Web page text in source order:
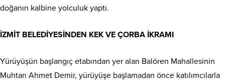
doğanın kalbine yolculuk yaptı.
İZMİT BELEDİYESİNDEN KEK VE ÇORBA İKRAMI
Yürüyüşün başlangıç etabından yer alan Balören Mahallesinin
Muhtarı Ahmet Demir, yürüyüşe başlamadan önce katılımcılarla